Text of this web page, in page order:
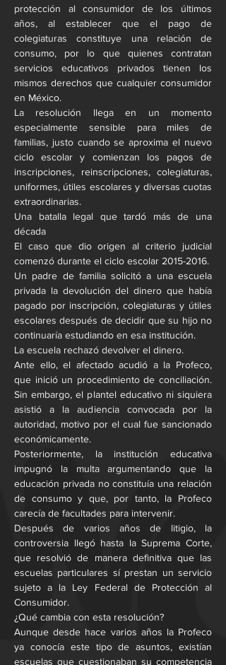
protección al consumidor de los últimos
años, al establecer que el pago de
colegiaturas constituye una relación de
consumo, por lo que quienes contratan
servicios educativos privados tienen los
mismos derechos que cualquier consumidor
en México.
La resolución llega en un momento
especialmente sensible para miles de
familias, justo cuando se aproxima el nuevo
ciclo escolar y comienzan los pagos de
inscripciones, reinscripciones, colegiaturas,
uniformes, útiles escolares y diversas cuotas
extraordinarias.
Una batalla legal que tardó más de una
década
El caso que dio origen al criterio judicial
comenzó durante el ciclo escolar 2015-2016.
Un padre de familia solicitó a una escuela
privada la devolución del dinero que había
pagado por inscripción, colegiaturas y útiles
escolares después de decidir que su hijo no
continuaría estudiando en esa institución.
La escuela rechazó devolver el dinero.
Ante ello, el afectado acudió a la Profeco,
que inició un procedimiento de conciliación.
Sin embargo, el plantel educativo ni siquiera
asistió a la audiencia convocada por la
autoridad, motivo por el cual fue sancionado
económicamente.
Posteriormente, la institución educativa
impugnó la multa argumentando que la
educación privada no constituía una relación
de consumo y que, por tanto, la Profeco
carecía de facultades para intervenir.
Después de varios años de litigio, la
controversia llegó hasta la Suprema Corte,
que resolvió de manera definitiva que las
escuelas particulares sí prestan un servicio
sujeto a la Ley Federal de Protección al
Consumidor.
¿Qué cambia con esta resolución?
Aunque desde hace varios años la Profeco
ya conocía este tipo de asuntos, existían
escuelas que cuestionaban su competencia